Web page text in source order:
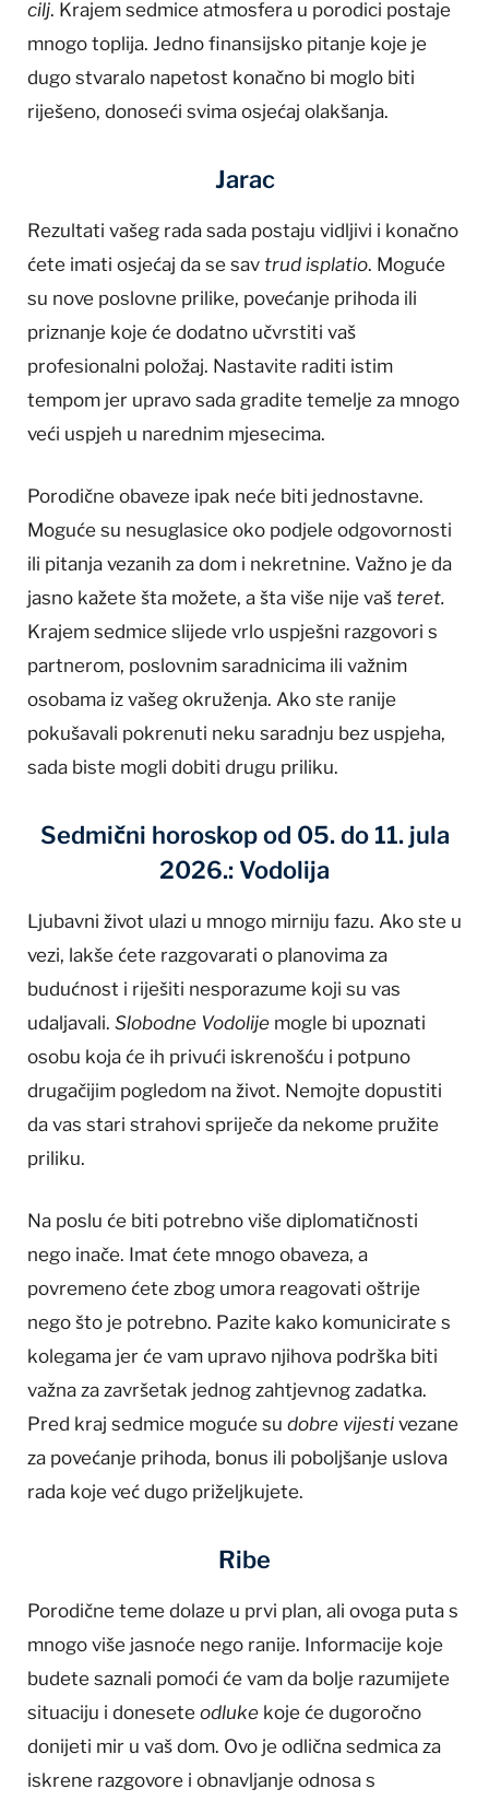
cilj. Krajem sedmice atmosfera u porodici postaje
mnogo toplija. Jedno finansijsko pitanje koje je
dugo stvaralo napetost konačno bi moglo biti
riješeno, donoseći svima osjećaj olakšanja.
Jarac
Rezultati vašeg rada sada postaju vidljivi i konačno
ćete imati osjećaj da se sav trud isplatio. Moguće
su nove poslovne prilike, povećanje prihoda ili
priznanje koje će dodatno učvrstiti vaš
profesionalni položaj. Nastavite raditi istim
tempom jer upravo sada gradite temelje za mnogo
veći uspjeh u narednim mjesecima.
Porodične obaveze ipak neće biti jednostavne.
Moguće su nesuglasice oko podjele odgovornosti
ili pitanja vezanih za dom i nekretnine. Važno je da
jasno kažete šta možete, a šta više nije vaš teret.
Krajem sedmice slijede vrlo uspješni razgovori s
partnerom, poslovnim saradnicima ili važnim
osobama iz vašeg okruženja. Ako ste ranije
pokušavali pokrenuti neku saradnju bez uspjeha,
sada biste mogli dobiti drugu priliku.
Sedmični horoskop od 05. do 11. jula
2026.: Vodolija
Ljubavni život ulazi u mnogo mirniju fazu. Ako ste u
vezi, lakše ćete razgovarati o planovima za
budućnost i riješiti nesporazume koji su vas
udaljavali. Slobodne Vodolije mogle bi upoznati
osobu koja će ih privući iskrenošću i potpuno
drugačijim pogledom na život. Nemojte dopustiti
da vas stari strahovi spriječe da nekome pružite
priliku.
Na poslu će biti potrebno više diplomatičnosti
nego inače. Imat ćete mnogo obaveza, a
povremeno ćete zbog umora reagovati oštrije
nego što je potrebno. Pazite kako komunicirate s
kolegama jer će vam upravo njihova podrška biti
važna za završetak jednog zahtjevnog zadatka.
Pred kraj sedmice moguće su dobre vijesti vezane
za povećanje prihoda, bonus ili poboljšanje uslova
rada koje već dugo priželjkujete.
Ribe
Porodične teme dolaze u prvi plan, ali ovoga puta s
mnogo više jasnoće nego ranije. Informacije koje
budete saznali pomoći će vam da bolje razumijete
situaciju i donesete odluke koje će dugoročno
donijeti mir u vaš dom. Ovo je odlična sedmica za
iskrene razgovore i obnavljanje odnosa s